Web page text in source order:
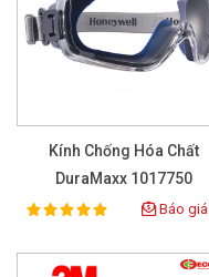
Kính Chống Hóa Chất
DuraMaxx 1017750
Rating:
100% Báo giá